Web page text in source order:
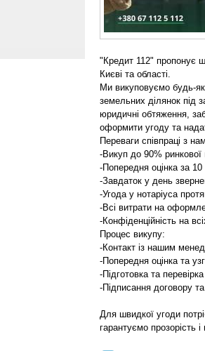
"Кредит 112" пропонує
Києві та області.
Ми викуповуємо будь-
земельних ділянок під
юридичні обтяження,
оформити угоду та
Переваги співпраці з
-Викуп до 90% ринкової
-Попередня оцінка за
-Завдаток у день
-Угода у нотаріуса
-Всі витрати на
-Конфіденційність на
Процес викупу:
-Контакт із нашим
-Попередня оцінка та
-Підготовка та
-Підписання договору
Для швидкої угоди
гарантуємо прозорість